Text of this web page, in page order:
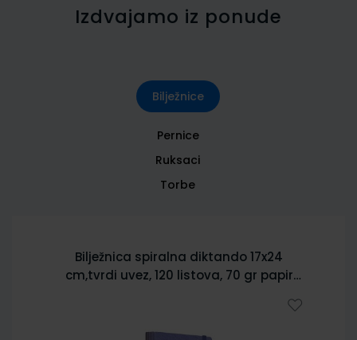
Izdvajamo iz ponude
Bilježnice
Pernice
Ruksaci
Torbe
Bilježnica spiralna diktando 17x24
cm,tvrdi uvez, 120 listova, 70 gr papir